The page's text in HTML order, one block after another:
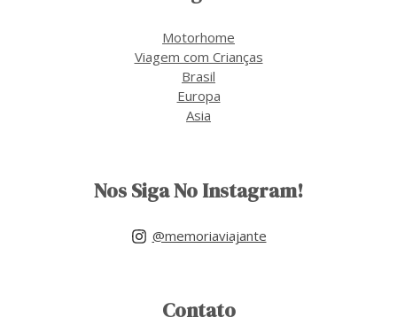
Motorhome
Viagem com Crianças
Brasil
Europa
Asia
Nos Siga No Instagram!
@memoriaviajante
Contato